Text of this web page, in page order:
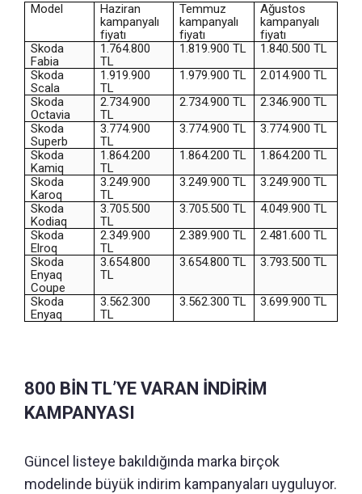
Model
Haziran
kampanyalı
fiyatı
Temmuz
kampanyalı
fiyatı
Ağustos
kampanyalı
fiyatı
Skoda
Fabia
1.764.800
TL
1.819.900 TL
1.840.500 TL
Skoda
Scala
1.919.900
TL
1.979.900 TL
2.014.900 TL
Skoda
Octavia
2.734.900
TL
2.734.900 TL
2.346.900 TL
Skoda
Superb
3.774.900
TL
3.774.900 TL
3.774.900 TL
Skoda
Kamiq
1.864.200
TL
1.864.200 TL
1.864.200 TL
Skoda
Karoq
3.249.900
TL
3.249.900 TL
3.249.900 TL
Skoda
Kodiaq
3.705.500
TL
3.705.500 TL
4.049.900 TL
Skoda
Elroq
2.349.900
TL
2.389.900 TL
2.481.600 TL
Skoda
Enyaq
Coupe
3.654.800
TL
3.654.800 TL 3.793.500 TL
Skoda
Enyaq
3.562.300
TL
3.562.300 TL 3.699.900 TL
800 BİN TL’YE VARAN İNDİRİM
KAMPANYASI
Güncel listeye bakıldığında marka birçok
modelinde büyük indirim kampanyaları uyguluyor.